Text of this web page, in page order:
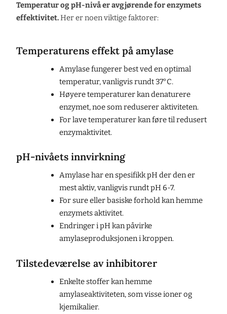
Temperatur og pH-nivå er avgjørende for enzymets
effektivitet.Her er noen viktige faktorer:
Temperaturens effekt på amylase
Amylase fungerer best ved en optimal
temperatur, vanligvis rundt 37°C.
Høyere temperaturer kan denaturere
enzymet, noe som reduserer aktiviteten.
For lave temperaturer kan føre til redusert
enzymaktivitet.
pH-nivåets innvirkning
Amylase har en spesifikk pH der den er
mest aktiv, vanligvis rundt pH 6-7.
For sure eller basiske forhold kan hemme
enzymets aktivitet.
Endringer i pH kan påvirke
amylaseproduksjonen i kroppen.
Tilstedeværelse av inhibitorer
Enkelte stoffer kan hemme
amylaseaktiviteten, som visse ioner og
kjemikalier.